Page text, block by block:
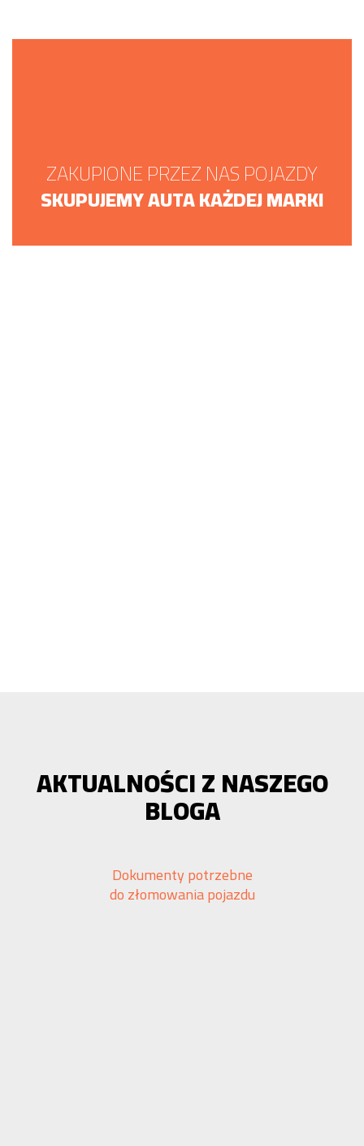
ZAKUPIONE PRZEZ NAS POJAZDY
SKUPUJEMY AUTA KAŻDEJ MARKI
AKTUALNOŚCI Z NASZEGO
BLOGA
Dokumenty potrzebne
do złomowania pojazdu